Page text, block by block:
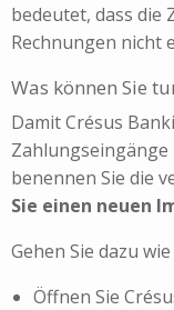
bedeutet, dass die
Rechnungen nicht
Was können Sie
Damit Crésus
Zahlungseingänge
benennen Sie die
Sie einen neuen
Gehen Sie dazu
Öffnen Sie